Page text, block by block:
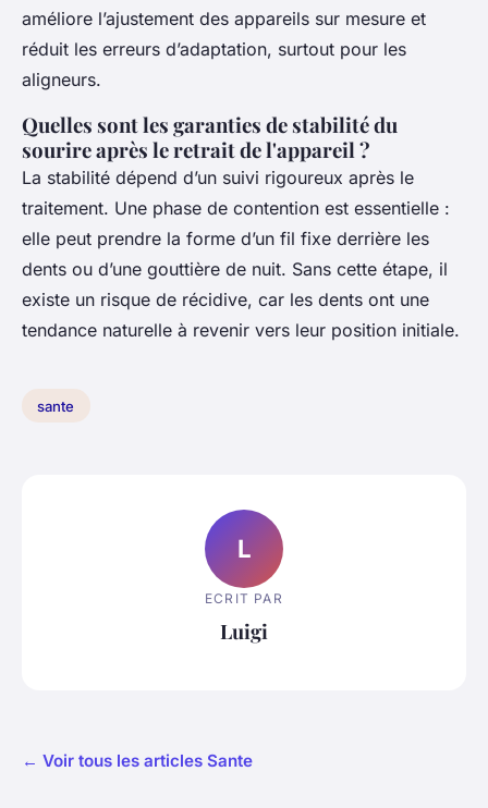
améliore l’ajustement des appareils sur mesure et
réduit les erreurs d’adaptation, surtout pour les
aligneurs.
Quelles sont les garanties de stabilité du
sourire après le retrait de l'appareil ?
La stabilité dépend d’un suivi rigoureux après le
traitement. Une phase de contention est essentielle :
elle peut prendre la forme d’un fil fixe derrière les
dents ou d’une gouttière de nuit. Sans cette étape, il
existe un risque de récidive, car les dents ont une
tendance naturelle à revenir vers leur position initiale.
sante
L
ECRIT PAR
Luigi
← Voir tous les articles Sante